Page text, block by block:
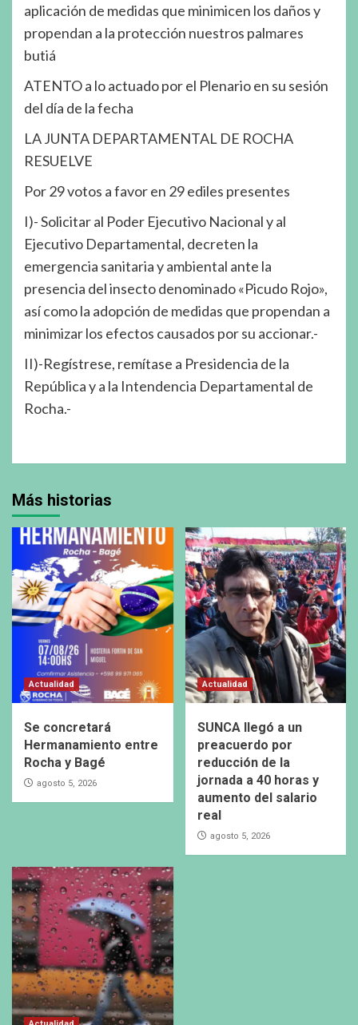
aplicación de medidas que minimicen los daños y
propendan a la protección nuestros palmares
butiá
ATENTO a lo actuado por el Plenario en su sesión
del día de la fecha
LA JUNTA DEPARTAMENTAL DE ROCHA
RESUELVE
Por 29 votos a favor en 29 ediles presentes
I)- Solicitar al Poder Ejecutivo Nacional y al
Ejecutivo Departamental, decreten la
emergencia sanitaria y ambiental ante la
presencia del insecto denominado «Picudo Rojo»,
así como la adopción de medidas que propendan a
minimizar los efectos causados por su accionar.-
II)-Regístrese, remítase a Presidencia de la
República y a la Intendencia Departamental de
Rocha.-
Más historias
Actualidad
Se concretará
Hermanamiento entre
Rocha y Bagé
agosto 5, 2026
Actualidad
SUNCA llegó a un
preacuerdo por
reducción de la
jornada a 40 horas y
aumento del salario
real
agosto 5, 2026